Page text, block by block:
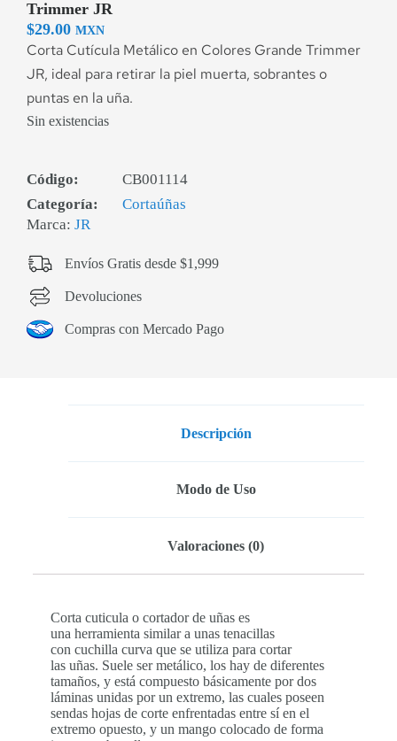
Trimmer JR
$29.00 MXN
Corta Cutícula Metálico en Colores Grande Trimmer
JR, ideal para retirar la piel muerta, sobrantes o
puntas en la uña.
Sin existencias
Código:
CB001114
Categoría:
Cortaúñas
Marca: JR
Envíos Gratis desde $1,999
Devoluciones
Compras con Mercado Pago
Descripción
Modo de Uso
Valoraciones (0)
Corta cuticula o cortador de uñas es
una herramienta similar a unas tenacillas
con cuchilla curva que se utiliza para cortar
las uñas. Suele ser metálico, los hay de diferentes
tamaños, y está compuesto básicamente por dos
láminas unidas por un extremo, las cuales poseen
sendas hojas de corte enfrentadas entre sí en el
extremo opuesto, y un mango colocado de forma